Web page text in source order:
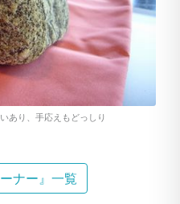
あり、手応えもどっしり
ナー』一覧